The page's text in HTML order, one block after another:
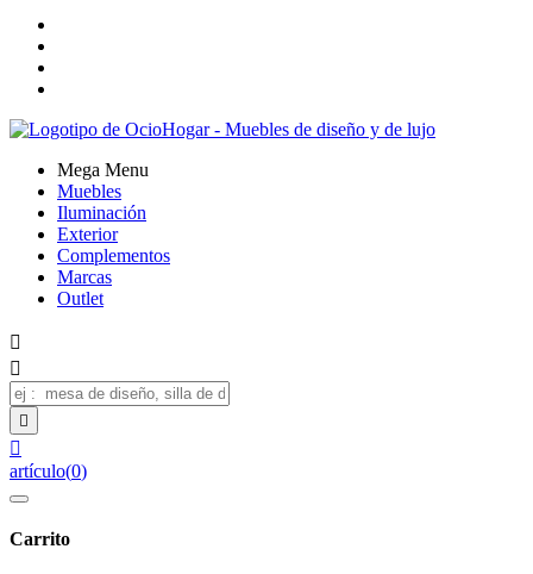
Mega Menu
Muebles
Iluminación
Exterior
Complementos
Marcas
Outlet




artículo(0)
Carrito